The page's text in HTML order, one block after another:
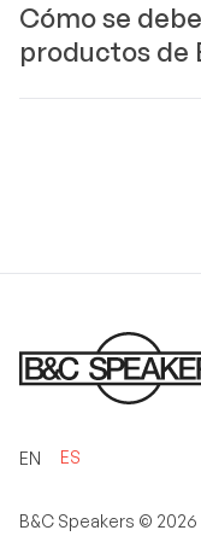
Cómo se
productos de
EN ES
B&C Speakers © 2026